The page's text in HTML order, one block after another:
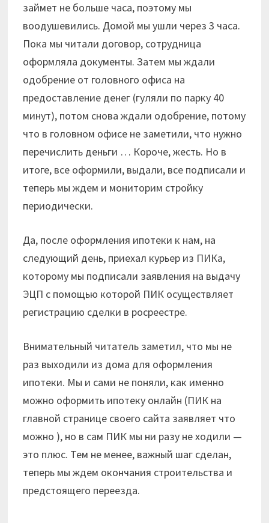
займет не больше часа, поэтому мы
воодушевились. Домой мы ушли через 3 часа.
Пока мы читали договор, сотрудница
оформляла документы. Затем мы ждали
одобрение от головного офиса на
предоставление денег (гуляли по парку 40
минут), потом снова ждали одобрение, потому
что в головном офисе не заметили, что нужно
перечислить деньги … Короче, жесть. Но в
итоге, все оформили, выдали, все подписали и
теперь мы ждем и мониторим стройку
периодически.
Да, после оформления ипотеки к нам, на
следующий день, приехал курьер из ПИКа,
которому мы подписали заявления на выдачу
ЭЦП с помощью которой ПИК осуществляет
регистрацию сделки в росреестре.
Внимательный читатель заметил, что мы не
раз выходили из дома для оформления
ипотеки. Мы и сами не поняли, как именно
можно оформить ипотеку онлайн (ПИК на
главной странице своего сайта заявляет что
можно ), но в сам ПИК мы ни разу не ходили —
это плюс. Тем не менее, важный шаг сделан,
теперь мы ждем окончания строительства и
предстоящего переезда.